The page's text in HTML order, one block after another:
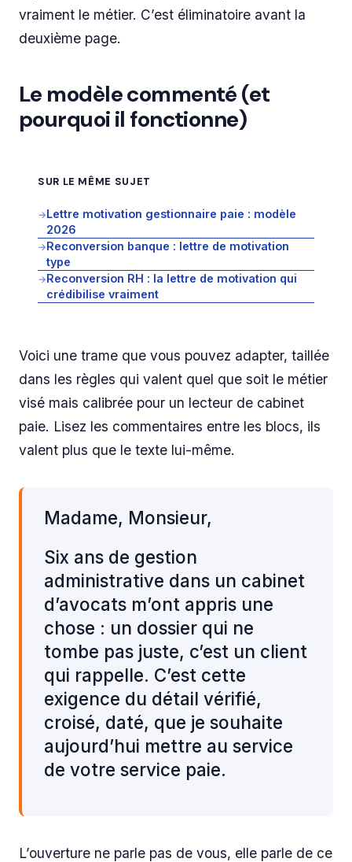
vraiment le métier. C’est éliminatoire avant la
deuxième page.
Le modèle commenté (et
pourquoi il fonctionne)
SUR LE MÊME SUJET
→Lettre motivation gestionnaire paie : modèle
2026
→Reconversion banque : lettre de motivation
type
→Reconversion RH : la lettre de motivation qui
crédibilise vraiment
Voici une trame que vous pouvez adapter, taillée
dans les règles qui valent quel que soit le métier
visé mais calibrée pour un lecteur de cabinet
paie. Lisez les commentaires entre les blocs, ils
valent plus que le texte lui-même.
Madame, Monsieur,
Six ans de gestion
administrative dans un cabinet
d’avocats m’ont appris une
chose : un dossier qui ne
tombe pas juste, c’est un client
qui rappelle. C’est cette
exigence du détail vérifié,
croisé, daté, que je souhaite
aujourd’hui mettre au service
de votre service paie.
L’ouverture ne parle pas de vous, elle parle de ce